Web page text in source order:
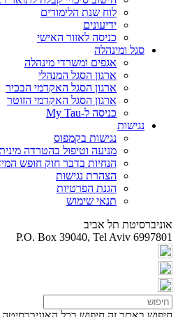
לוח שנת הלימודים
ידיעונים
כניסה לאזור האישי
סגל ומינהלה
אגפים ומשרדי מינהלה
ארגון הסגל המנהלי
ארגון הסגל האקדמי הבכיר
ארגון הסגל האקדמי הזוטר
כניסה ל-My Tau
נגישות
נגישות בקמפוס
מניעה וטיפול בהטרדה
הנחיות בדבר חוק חופש
הצהרת נגישות
הגנת הפרטיות
תנאי שימוש
אוניברסיטת תל אביב
P.O. Box 39040, Tel Aviv 6997801